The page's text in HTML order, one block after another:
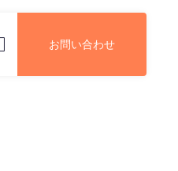
お問い合わせ